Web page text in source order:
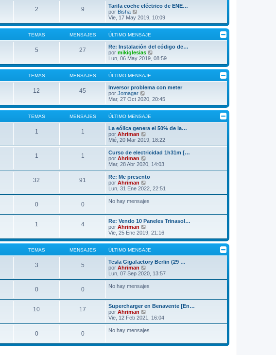
a
j
e
2 9
Tarifa coche eléctrico de ENE…
por Bisha
e
r
ú
l
t
i
m
o
m
e
n
s
a
j
e
Vie, 17 May 2019, 10:09
TEMAS MENSAJES ÚLTIMO MENSAJE
5 27
Re: Instalación del código de…
por mikiglesias
e
r
ú
t
i
o
m
e
s
a
e
Lun, 06 May 2019, 08:59
TEMAS MENSAJES ÚLTIMO MENSAJE
12 45
Inversor problema con meter
por Jomagar
e
r
ú
l
t
i
m
o
m
e
n
s
j
e
Mar, 27 Oct 2020, 20:45
TEMAS MENSAJES ÚLTIMO MENSAJE
1 1
La eólica genera el 50% de la…
por Ahriman
e
r
ú
t
o
m
e
s
j
e
Mié, 20 Mar 2019, 18:22
1 1
Curso de electricidad 1h31m […
por Ahriman
e
r
ú
t
o
e
n
a
j
e
Mar, 28 Abr 2020, 14:03
32 91
Re: Me presento
por Ahriman
e
r
ú
m
m
e
n
s
a
j
Lun, 31 Ene 2022, 22:51
0 0 No hay mensajes
1 4
Re: Vendo 10 Paneles Trinasol…
por Ahriman
e
r
ú
l
t
i
o
m
e
a
j
Vie, 25 Ene 2019, 21:16
TEMAS MENSAJES ÚLTIMO MENSAJE
3 5
Tesla Gigafactory Berlin (29 …
por Ahriman
e
r
ú
i
m
m
e
n
a
Lun, 07 Sep 2020, 13:57
0 0 No hay mensajes
10 17
Supercharger en Benavente [En…
por Ahriman
e
r
ú
i
Vie, 12 Feb 2021, 16:04
0 0 No hay mensajes